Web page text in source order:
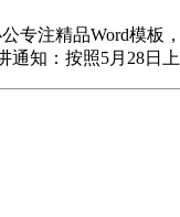
注精品Word模板
知：按照5月28日上